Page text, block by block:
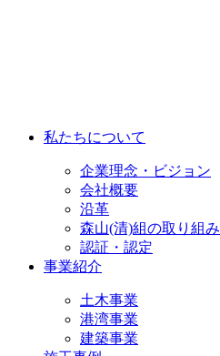
私たちについて
企業理念・ビジョン
会社概要
沿革
森山(清)組の取り組み
認証・認定
事業紹介
土木事業
港湾事業
建築事業